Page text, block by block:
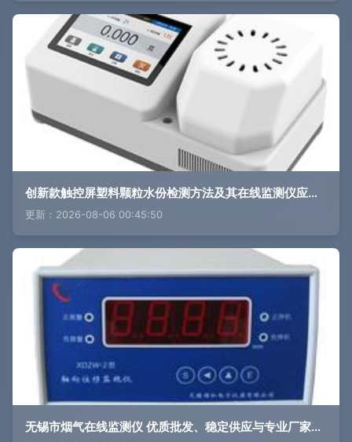
创新款触控屏塑料颗粒水份检测方法及其在线监测仪应用研究
更新：2026-08-06 00:45:50
无锡市烟气在线监测仪 优质批发、稳定供应与专业厂家的全方位指南